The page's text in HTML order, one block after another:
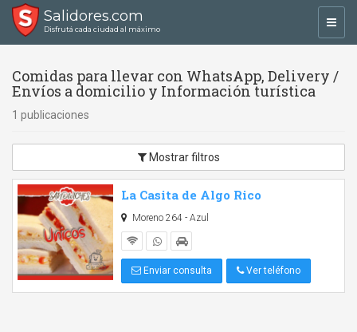
Salidores.com
Disfrutá cada ciudad al máximo
Comidas para llevar con WhatsApp, Delivery /
Envíos a domicilio y Información turística
1 publicaciones
Mostrar filtros
La Casita de Algo Rico
Moreno 264 - Azul
Enviar consulta Ver teléfono